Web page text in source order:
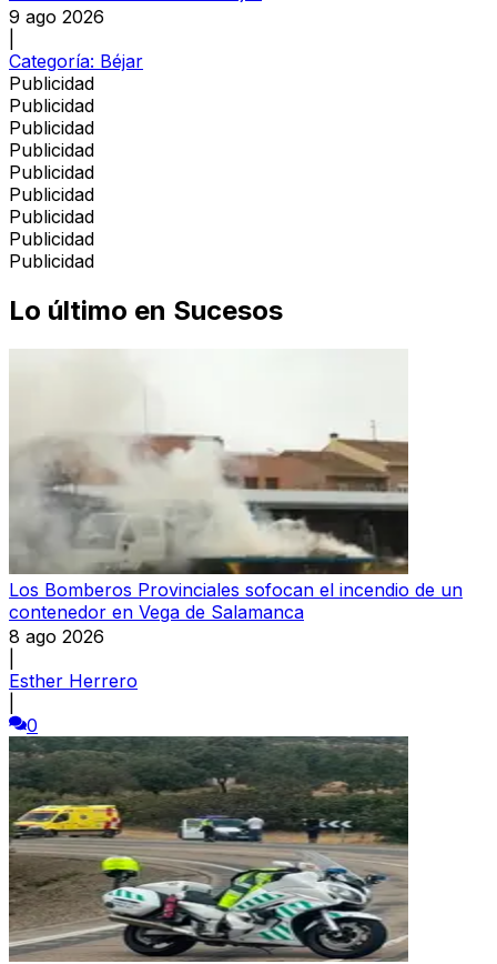
9 ago 2026
Categoría: Béjar
Publicidad
Publicidad
Publicidad
Publicidad
Publicidad
Publicidad
Publicidad
Publicidad
Publicidad
Lo último en Sucesos
Los Bomberos Provinciales sofocan el incendio de un
contenedor en Vega de Salamanca
8 ago 2026
Esther Herrero
0